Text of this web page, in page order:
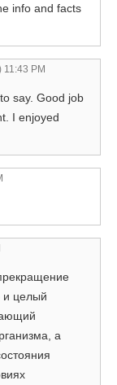
info and facts
11:43 PM
say. Good job
I enjoyed
и целый
а